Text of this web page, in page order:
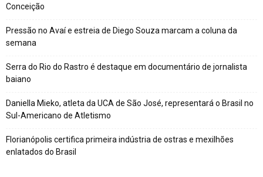
Conceição
Pressão no Avaí e estreia de Diego Souza marcam a coluna da
semana
Serra do Rio do Rastro é destaque em documentário de jornalista
baiano
Daniella Mieko, atleta da UCA de São José, representará o Brasil no
Sul-Americano de Atletismo
Florianópolis certifica primeira indústria de ostras e mexilhões
enlatados do Brasil